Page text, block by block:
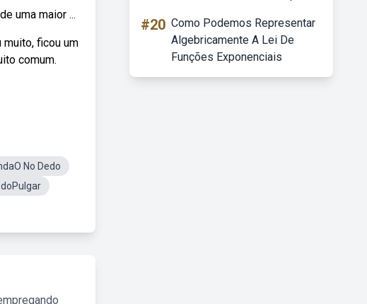
uma maior ...
muito, ficou um
comum.
No Dedo
#20 Como Podemos Representar
Algebricamente A Lei De
Funções Exponenciais